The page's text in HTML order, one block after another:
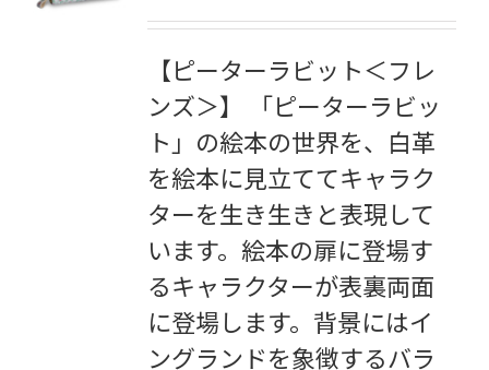
【ピーターラビット＜フレ
ンズ＞】 「ピーターラビッ
ト」の絵本の世界を、白革
を絵本に見立ててキャラク
ターを生き生きと表現して
います。絵本の扉に登場す
るキャラクターが表裏両面
に登場します。背景にはイ
ングランドを象徴するバラ